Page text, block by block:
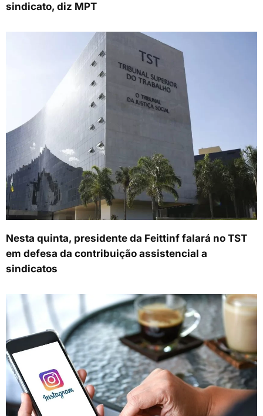
sindicato, diz MPT
Nesta quinta, presidente da Feittinf falará no TST
em defesa da contribuição assistencial a
sindicatos